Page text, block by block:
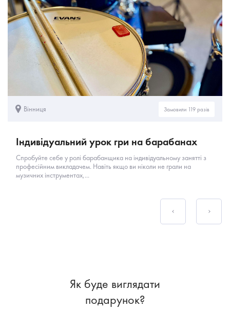
Вінниця Замовили 119 разів
Індивідуальний урок гри на барабанах
Спробуйте себе у ролі барабанщика на індивідуальному занятті з
професійним викладачем. Навіть якщо ви ніколи не грали на
музичних інструментах,...
Як буде виглядати
подарунок?